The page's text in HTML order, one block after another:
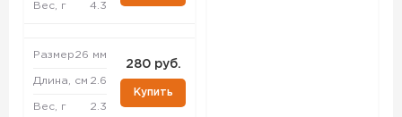
Вес, г 4.3
Размер26 мм
Длина, см 2.6
Вес, г 2.3
280 руб.
Купить